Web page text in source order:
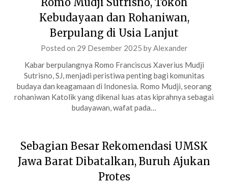
Kebudayaan dan Rohaniwan,
Berpulang di Usia Lanjut
Posted on 29 Desember 2025 byAlexander
Kabar berpulangnya Romo Franciscus Xaverius Mudji
Sutrisno, SJ, menjadi peristiwa penting bagi komunitas
budaya dan keagamaan di Indonesia. Romo Mudji, seorang
rohaniwan Katolik yang dikenal luas atas kiprahnya sebagai
budayawan, wafat pada…
Sebagian Besar Rekomendasi UMSK
Jawa Barat Dibatalkan, Buruh Ajukan
Protes